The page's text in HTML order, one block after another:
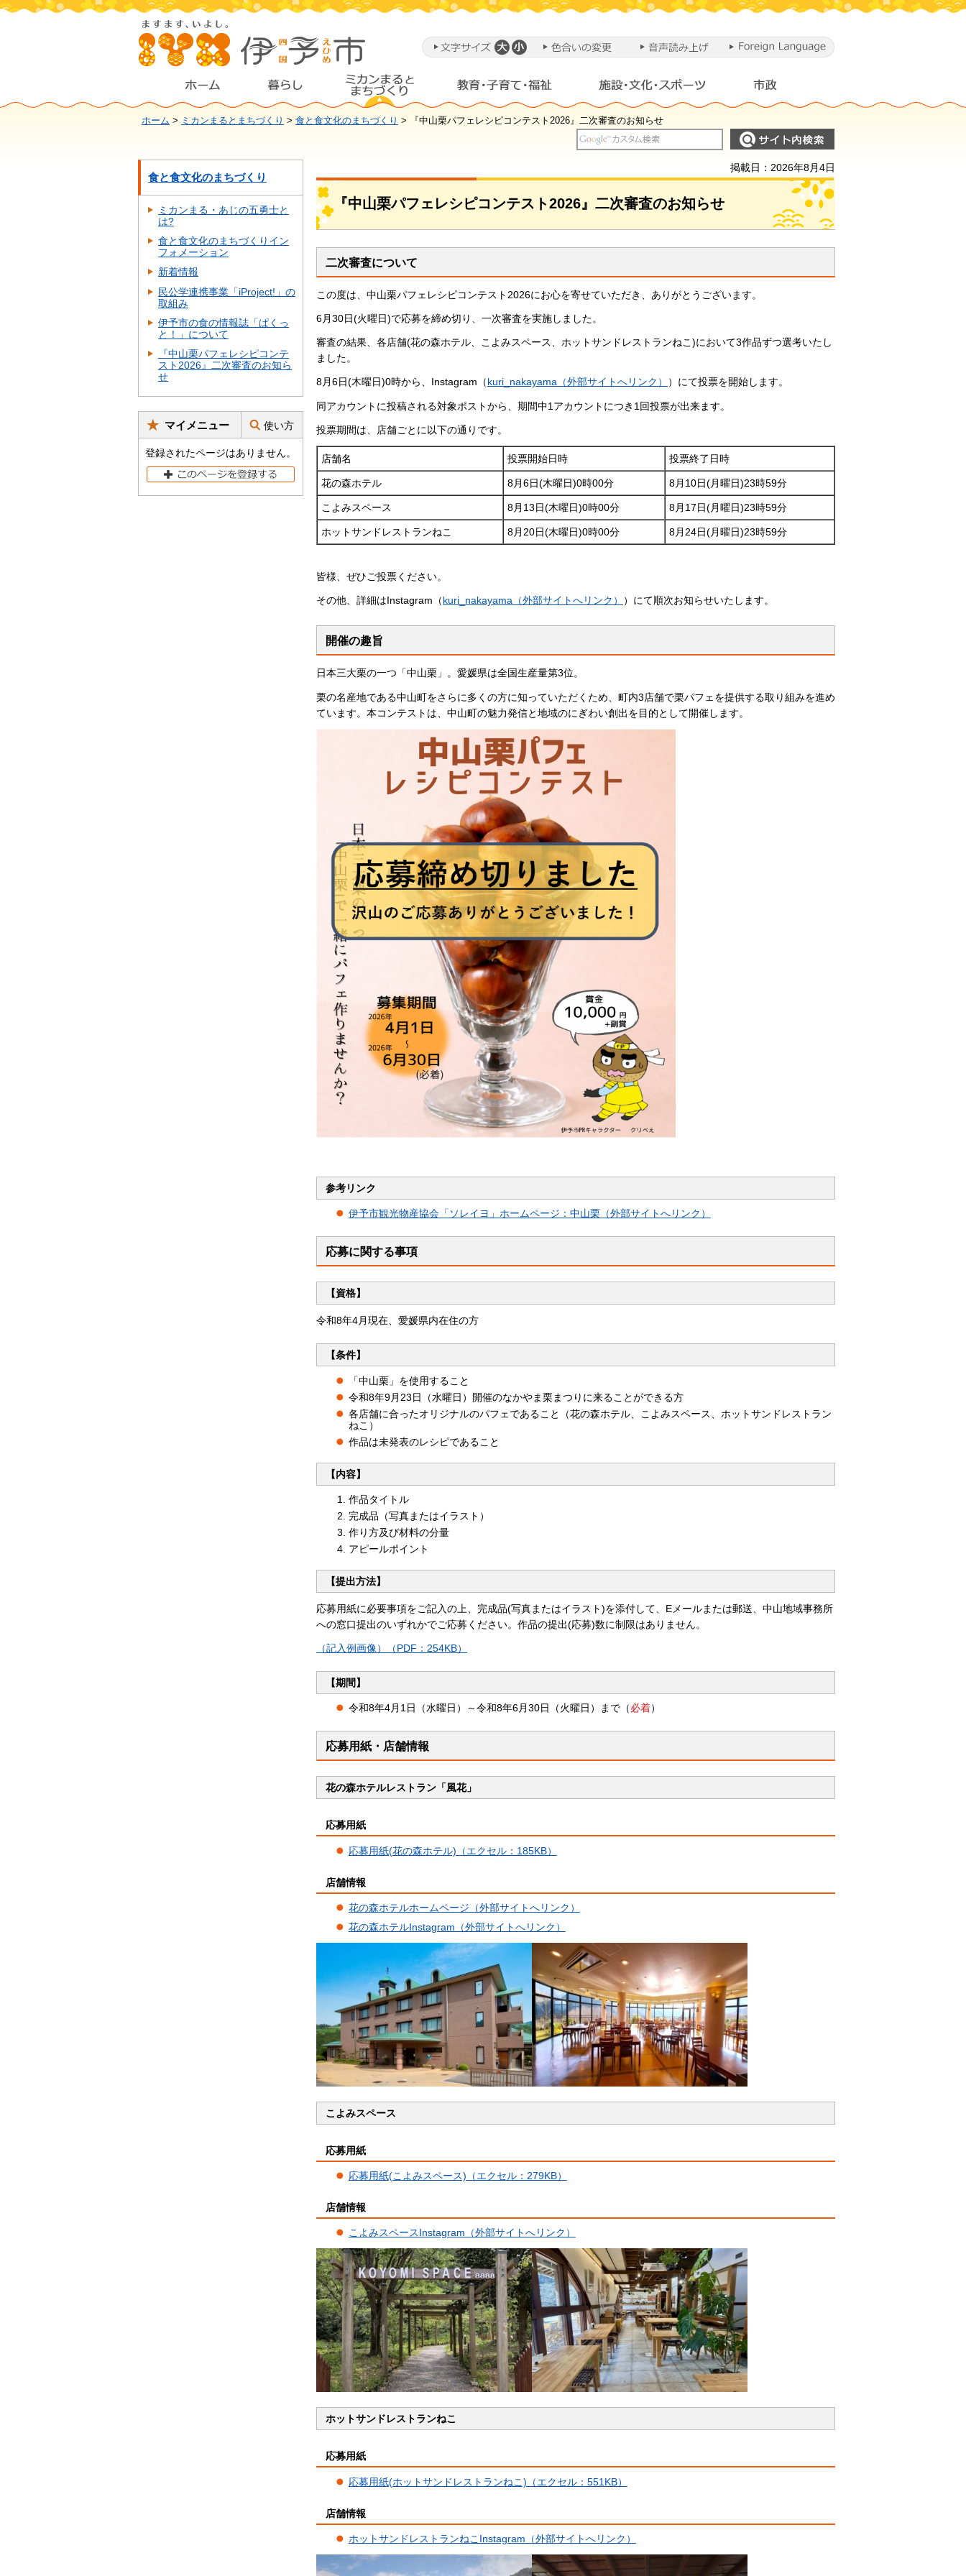
ホーム > ミカンまるとまちづくり > 食と食文化のまちづくり > 『中山栗パフェレシピコンテスト2026』二次審査のお知らせ
食と食文化のまちづくり
ミカンまる・あじの五勇士と
は?
食と食文化のまちづくりイン
フォメーション
新着情報
民公学連携事業「iProject!」の
取組み
伊予市の食の情報誌「ぱくっ
と！」について
『中山栗パフェレシピコンテ
スト2026』二次審査のお知ら
せ
マイメニュー 使い方
登録されたページはありません。
掲載日：2026年8月4日
『中山栗パフェレシピコンテスト2026』二次審査のお知らせ
二次審査について
この度は、中山栗パフェレシピコンテスト2026にお心を寄せていただき、ありがとうございます。
6月30日(火曜日)で応募を締め切り、一次審査を実施しました。
審査の結果、各店舗(花の森ホテル、こよみスペース、ホットサンドレストランねこ)において3作品ずつ選考いたし
ました。
8月6日(木曜日)0時から、Instagram（kuri_nakayama（外部サイトへリンク） ）にて投票を開始します。
同アカウントに投稿される対象ポストから、期間中1アカウントにつき1回投票が出来ます。
投票期間は、店舗ごとに以下の通りです。
店舗名 投票開始日時 投票終了日時
花の森ホテル 8月6日(木曜日)0時00分 8月10日(月曜日)23時59分
こよみスペース 8月13日(木曜日)0時00分 8月17日(月曜日)23時59分
ホットサンドレストランねこ 8月20日(木曜日)0時00分 8月24日(月曜日)23時59分
皆様、ぜひご投票ください。
その他、詳細はInstagram（kuri_nakayama（外部サイトへリンク） ）にて順次お知らせいたします。
開催の趣旨
日本三大栗の一つ「中山栗」。愛媛県は全国生産量第3位。
栗の名産地である中山町をさらに多くの方に知っていただくため、町内3店舗で栗パフェを提供する取り組みを進め
ています。本コンテストは、中山町の魅力発信と地域のにぎわい創出を目的として開催します。
参考リンク
伊予市観光物産協会「ソレイヨ」ホームページ：中山栗（外部サイトへリンク）
応募に関する事項
【資格】
令和8年4月現在、愛媛県内在住の方
【条件】
「中山栗」を使用すること
令和8年9月23日（水曜日）開催のなかやま栗まつりに来ることができる方
各店舗に合ったオリジナルのパフェであること（花の森ホテル、こよみスペース、ホットサンドレストラン
ねこ）
作品は未発表のレシピであること
【内容】
作品タイトル
完成品（写真またはイラスト）
作り方及び材料の分量
アピールポイント
【提出方法】
応募用紙に必要事項をご記入の上、完成品(写真またはイラスト)を添付して、Eメールまたは郵送、中山地域事務所
への窓口提出のいずれかでご応募ください。作品の提出(応募)数に制限はありません。
（記入例画像）（PDF：254KB）
【期間】
令和8年4月1日（水曜日）～令和8年6月30日（火曜日）まで（必着）
応募用紙・店舗情報
花の森ホテルレストラン「風花」
応募用紙
応募用紙(花の森ホテル)（エクセル：185KB）
店舗情報
花の森ホテルホームページ（外部サイトへリンク）
花の森ホテルInstagram（外部サイトへリンク）
こよみスペース
応募用紙
応募用紙(こよみスペース)（エクセル：279KB）
店舗情報
こよみスペースInstagram（外部サイトへリンク）
ホットサンドレストランねこ
応募用紙
応募用紙(ホットサンドレストランねこ)（エクセル：551KB）
店舗情報
ホットサンドレストランねこInstagram（外部サイトへリンク）